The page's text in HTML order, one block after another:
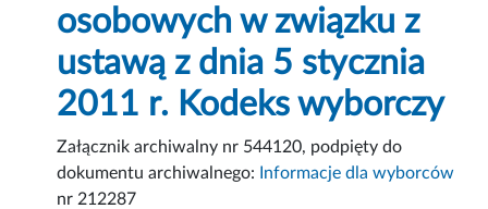
osobowych w związku z
ustawą z dnia 5 stycznia
2011 r. Kodeks wyborczy
Załącznik archiwalny nr 544120, podpięty do
dokumentu archiwalnego:
Informacje dla wyborców
nr 212287